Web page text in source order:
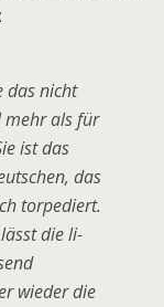
das nicht
mehr als für
ist das
das
torpediert.
lässt die li­
wieder die